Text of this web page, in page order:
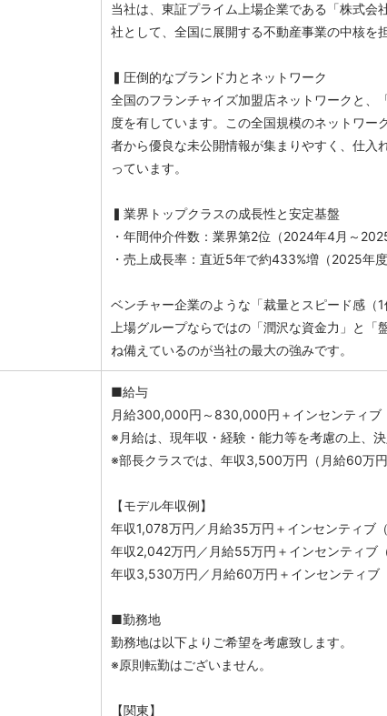
当社は、東証プライム上場企業である「株式
社として、全国に展開する不動産事業の中核を
▍圧倒的なブランド力とネットワーク
全国のフランチャイズ加盟店ネットワークと、
度を有しています。この全国規模のネットワー
者から優良な未公開情報が集まりやすく、仕入
っています。
▍業界トップクラスの成長性と安定基盤
・年間仲介件数：業界第2位（2024年4月～
・売上成長率：直近5年で約433%増（2025年度
ベンチャー企業のような「裁量とスピード感（
上場グループならではの「潤沢な資金力」と
ね備えているのが当社の最大の強みです。
■給与
月給300,000円～830,000円＋インセンティブ
※月給は、現年収・経験・能力等を考慮の上、決
※部長クラスでは、年収3,500万円（月給60万
【モデル年収例】
年収1,078万円／月給35万円＋インセンティブ（
年収2,042万円／月給55万円＋インセンティブ
年収3,530万円／月給60万円＋インセンティブ
■勤務地
勤務地は以下よりご希望を考慮致します。
※原則転勤はございません。
【関東】